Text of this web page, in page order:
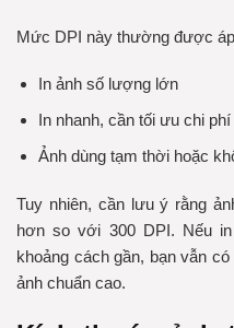
Mức DPI này thường được
In ảnh số lượng lớn
In nhanh, cần tối ưu chi phí
Ảnh dùng tạm thời hoặc
Tuy nhiên, cần lưu ý rằng
hơn so với 300 DPI. Nếu
khoảng cách gần, bạn vẫn
ảnh chuẩn cao.